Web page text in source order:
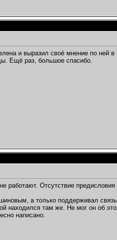
и выразил своё мнение по ней
Ещё раз, большое спасибо.
работают. Отсутствие
а только поддерживал
находился там же. Не мог он об
написано.